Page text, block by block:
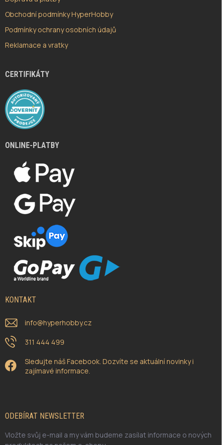
Obchodní podmínky HyperHobby
Podmínky ochrany osobních údajů
Reklamace a vratky
CERTIFIKÁTY
ONLINE-PLATBY
KONTAKT
info@hyperhobby.cz
311 444 499
Sledujte náš Facebook. Dozvíte se aktuální novinky i
zajímavé informace.
ODEBÍRAT NEWSLETTER
Vložte svůj e-mail a my vám budeme zasílat informace o nových